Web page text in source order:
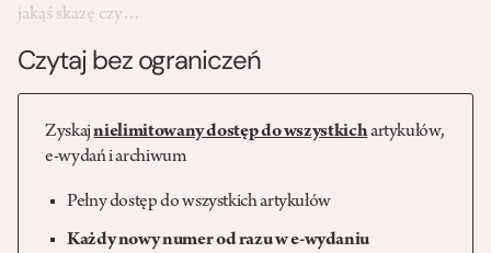
jakąś skazę czy…
Czytaj bez ograniczeń
Zyskajnielimitowany dostęp do wszystkichartykułów,
e-wydań i archiwum
Pełny dostęp do wszystkich artykułów
Każdy nowy numer od razu w e-wydaniu